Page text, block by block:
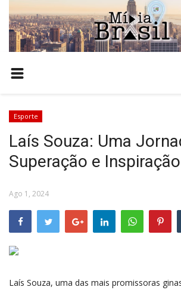
HOME
COMO ANUNCIAR
NOTÍCIAS
POLÍCIA
ESTADO
BRASIL
ECONOMIA
AGRONEGÓCIO
SAÚDE
Esporte
Laís Souza: Uma
Superação e Inspiração
Ago 1, 2024
Laís Souza, uma das mais promissoras